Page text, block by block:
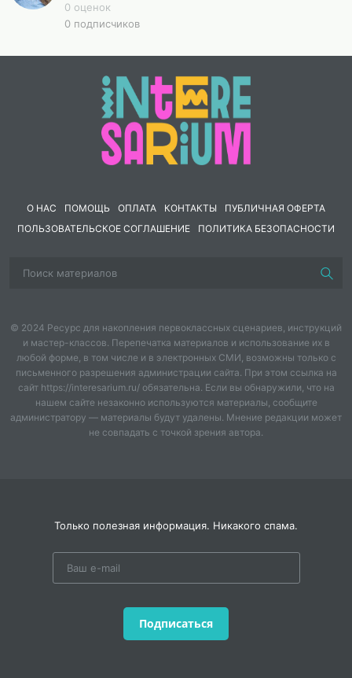
0 оценок
0 подписчиков
О НАС ПОМОЩЬ ОПЛАТА КОНТАКТЫ
ПУБЛИЧНАЯ ОФЕРТА
ПОЛЬЗОВАТЕЛЬСКОЕ СОГЛАШЕНИЕ
ПОЛИТИКА БЕЗОПАСНОСТИ
© 2024 Ресурс для накопления первоклассных сценариев, инструкций
и мастер-классов. Перепечатка материалов и использование их в
любой форме, в том числе и в электронных СМИ, возможны только с
письменного разрешения администрации сайта. При этом ссылка на
сайт https://interesarium.ru/ обязательна. Если вы обнаружили, что на
нашем сайте незаконно используются материалы, сообщите
администратору — материалы будут удалены. Мнение редакции может
не совпадать с точкой зрения автора.
Только полезная информация. Никакого спама.
Подписаться